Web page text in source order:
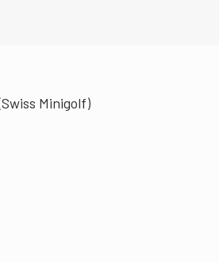
Minigolf)